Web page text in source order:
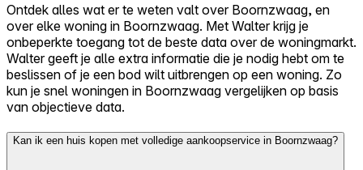
Ontdek alles wat er te weten valt over Boornzwaag, en
over elke woning in Boornzwaag. Met Walter krijg je
onbeperkte toegang tot de beste data over de woningmarkt.
Walter geeft je alle extra informatie die je nodig hebt om te
beslissen of je een bod wilt uitbrengen op een woning. Zo
kun je snel woningen in Boornzwaag vergelijken op basis
van objectieve data.
Kan ik een huis kopen met volledige aankoopservice in Boornzwaag?